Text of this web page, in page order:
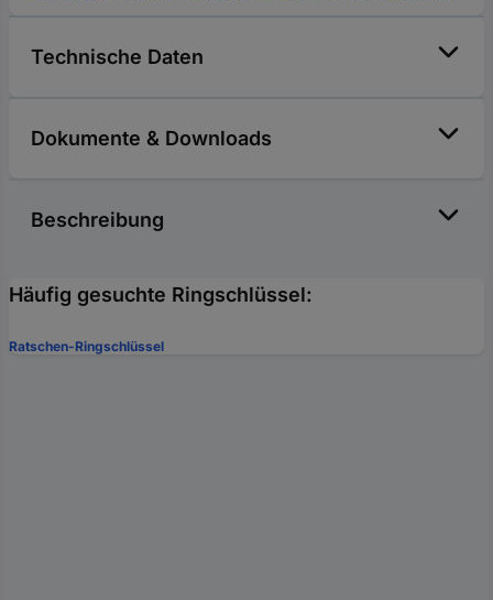
Technische Daten
Dokumente & Downloads
Beschreibung
Häufig gesuchte Ringschlüssel:
Ratschen-Ringschlüssel